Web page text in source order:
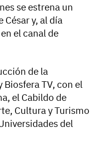
se estrena un
César y, al día
el canal de
de la
Biosfera TV, con el
el Cabildo de
Cultura y Turismo
del